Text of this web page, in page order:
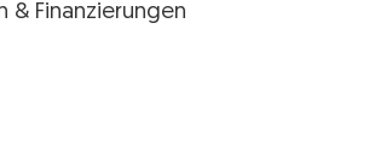
& Finanzierungen